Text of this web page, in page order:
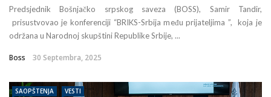
Predsjednik Bošnjačko srpskog saveza (BOSS), Samir Tandir,
prisustvovao je konferenciji “BRIKS-Srbija među prijateljima ”, koja je
održana u Narodnoj skupštini Republike Srbije, ...
Boss 30 Septembra, 2025
SAOPŠTENJA VESTI